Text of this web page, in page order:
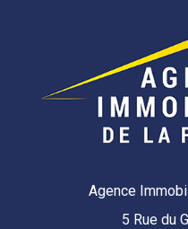
Agence
5 Rue du